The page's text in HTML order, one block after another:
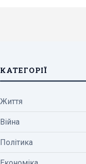
КАТЕГОРІЇ
Життя
Війна
Політика